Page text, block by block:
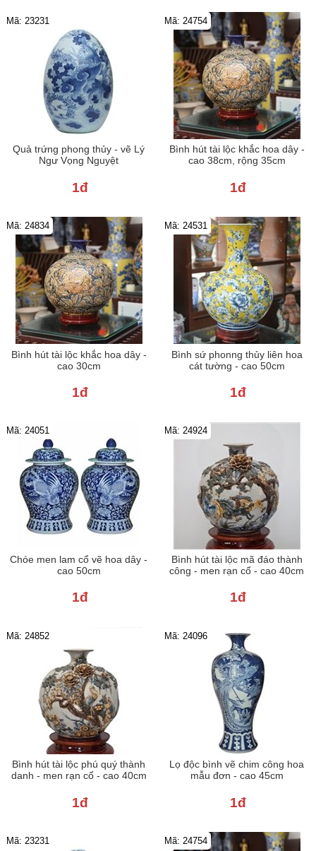
Quả trứng phong thủy - vẽ Lý
Ngư Vọng Nguyệt
Mã: 23231
1đ
Bình hút tài lộc khắc hoa dây -
cao 38cm, rộng 35cm
Mã: 24754
1đ
Bình hút tài lộc khắc hoa dây -
cao 30cm
Mã: 24834
1đ
Bình sứ phonng thủy liên hoa
cát tường - cao 50cm
Mã: 24531
1đ
Chóe men lam cổ vẽ hoa dây -
cao 50cm
Mã: 24051
1đ
Bình hút tài lộc mã đáo thành
công - men rạn cổ - cao 40cm
Mã: 24924
1đ
Bình hút tài lộc phú quý thành
danh - men rạn cổ - cao 40cm
Mã: 24852
1đ
Lọ độc bình vẽ chim công hoa
mẫu đơn - cao 45cm
Mã: 24096
1đ
Mã: 23231 Mã: 24754